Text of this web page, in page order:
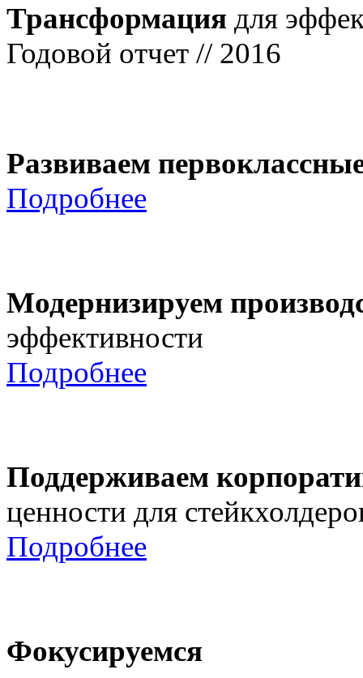
Трансформация для
Годовой отчет // 2016
Развиваем
Подробнее
Модернизируем
эффективности
Подробнее
Поддерживаем
ценности для
Подробнее
Фокусируемся